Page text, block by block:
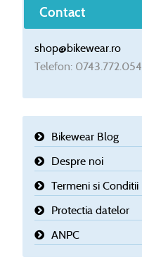
Contact
shop@bikewear.ro
Telefon: 0743.772.054
Bikewear Blog
Despre noi
Termeni si Conditii
Protectia datelor
ANPC